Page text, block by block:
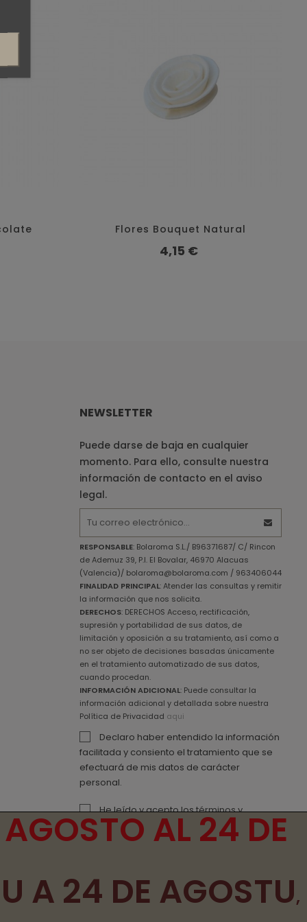
AL 24 DE
A 24 DE AGOSTU,
Flores Bouquet Natural
Precio
4,15 €
NEWSLETTER
Puede darse de baja en cualquier
momento. Para ello, consulte nuestra
información de contacto en el aviso
legal.
RESPONSABLE: Bolaroma S.L./ B96371687/ C/ Rincon
de Ademuz 39, P.I. El Bovalar, 46970 Alacuas
(Valencia)/ bolaroma@bolaroma.com / 963406044
FINALIDAD PRINCIPAL: Atender las consultas y remitir
la información que nos solicita.
DERECHOS: DERECHOS Acceso, rectificación,
supresión y portabilidad de sus datos, de
limitación y oposición a su tratamiento, así como a
no ser objeto de decisiones basadas únicamente
en el tratamiento automatizado de sus datos,
cuando procedan.
INFORMACIÓN ADICIONAL: Puede consultar la
información adicional y detallada sobre nuestra
Política de Privacidad aqui
Declaro haber entendido la información
facilitada y consiento el tratamiento que se
efectuará de mis datos de carácter
personal.
He leído y acepto lostérminos y
condiciones de usoy la
política de
privacidad
Desarrollado por ADDIS